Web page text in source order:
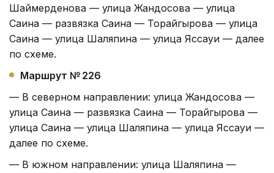
Шаймерденова — улица Жандосова — улица
Саина — развязка Саина — Торайгырова — улица
Саина — улица Шаляпина — улица Яссауи — далее
по схеме.
Маршрут № 226
— В северном направлении: улица Жандосова —
улица Саина — развязка Саина — Торайгырова —
улица Саина — улица Шаляпина — улица Яссауи —
далее по схеме.
— В южном направлении: улица Шаляпина —